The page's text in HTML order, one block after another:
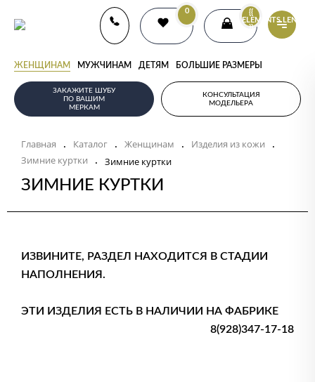
0
{{
ELEMENTS.LENGTH
}}
ЖЕНЩИНАМ МУЖЧИНАМ ДЕТЯМ БОЛЬШИЕ РАЗМЕРЫ
ЗАКАЖИТЕ ШУБУ
ПО ВАШИМ
МЕРКАМ
КОНСУЛЬТАЦИЯ
МОДЕЛЬЕРА
Главная . Каталог . Женщинам . Изделия из кожи .
Зимние куртки . Зимние куртки
ЗИМНИЕ КУРТКИ
ИЗВИНИТЕ, РАЗДЕЛ НАХОДИТСЯ В СТАДИИ
НАПОЛНЕНИЯ.
ЭТИ ИЗДЕЛИЯ ЕСТЬ В НАЛИЧИИ НА ФАБРИКЕ
8(928)347-17-18